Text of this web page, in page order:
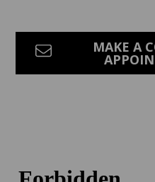
MAKE A